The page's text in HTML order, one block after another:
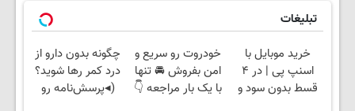
تبلیغات
خرید موبایل با
اسنپ پی | در ۴
قسط بدون سود و
خودروت رو سریع و
امن بفروش 🚘 تنها
با یک بار مراجعه 👇
چگونه بدون دارو از
درد کمر رها شوید؟
(◂پرسش‌نامه رو